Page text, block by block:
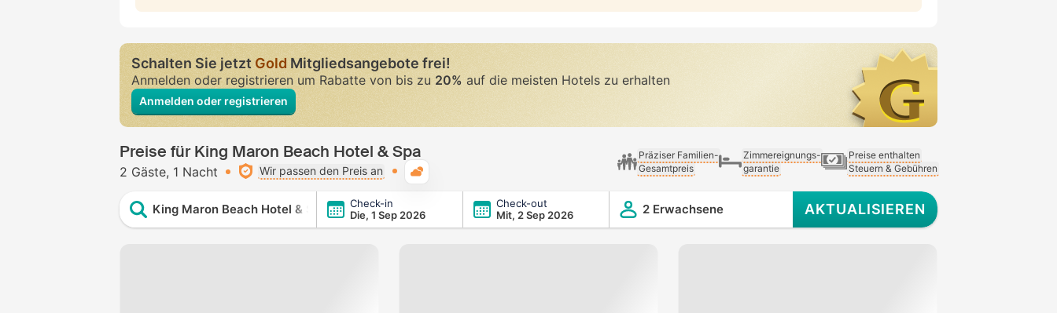
Schalten Sie jetztGoldMitgliedsangebote frei!
Anmelden oder registrieren um Rabatte von bis zu 20%auf die meisten Hotels zu erhalten
Anmelden oder registrieren
Preise für King Maron Beach Hotel & Spa
2 Gäste 1 Nacht Wir passen den Preis an
Präziser Familien-
Gesamtpreis
Zimmereignungs-
garantie
Preise enthalten
Steuern & Gebühren
King Maron Beach Hotel & Spa
Check-in
Die, 1 Sep 2026
Check-out
Mit, 2 Sep 2026
2 Erwachsene AKTUALISIEREN